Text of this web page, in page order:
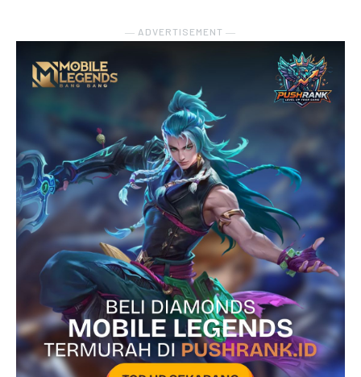
― ADVERTISEMENT ―